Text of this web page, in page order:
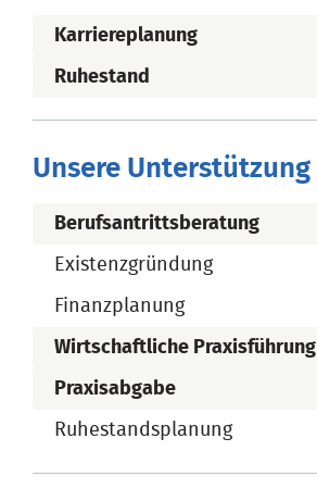
Karriereplanung
Ruhestand
Unsere Unterstützung
Berufsantrittsberatung
Existenzgründung
Finanzplanung
Wirtschaftliche Praxisführung
Praxisabgabe
Ruhestandsplanung